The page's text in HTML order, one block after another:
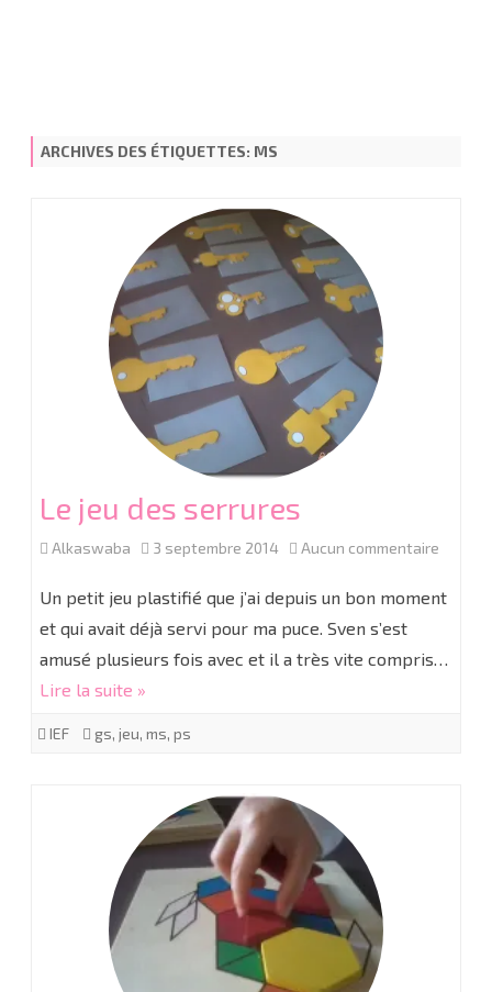
ARCHIVES DES ÉTIQUETTES: MS
Le jeu des serrures
Alkaswaba 3 septembre 2014 Aucun commentaire
des
Un petit jeu plastifié que j’ai depuis un bon moment
et qui avait déjà servi pour ma puce. Sven s’est
amusé plusieurs fois avec et il a très vite compris…
Lire la suite »
IEF gs, jeu, ms, ps